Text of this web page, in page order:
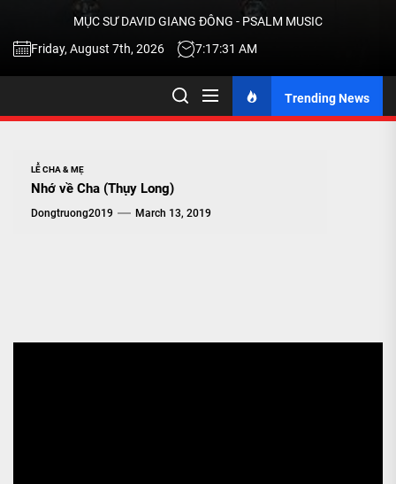
TALK
THRU
MỤC SƯ DAVID GIANG ĐÔNG - PSALM MUSIC
Friday, August 7th, 2026
7:17:32 AM
Trending News
LỄ CHA & MẸ
Nhớ về Cha (Thụy Long)
Dongtruong2019 March 13, 2019